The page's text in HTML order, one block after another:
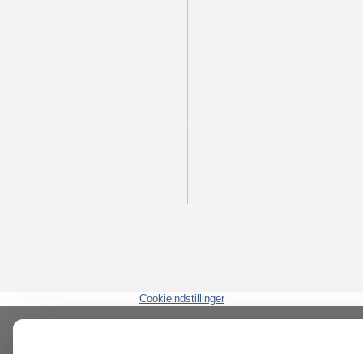
Cookieindstillinger